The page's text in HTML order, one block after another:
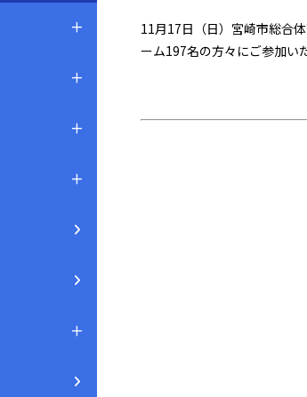
11月17日（日）宮崎市総合
ーム197名の方々にご参加い